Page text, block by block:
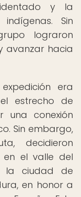
y la
Sin
lograron
avanzar hacia
era
estrecho de
una conexión
Sin embargo,
decidieron
en el valle del
la ciudad de
en honor a